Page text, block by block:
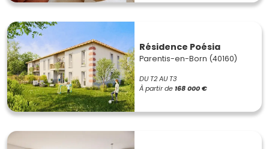
Résidence Poésia
Parentis-en-Born (40160)
DU T2 AU T3
À partir de 168 000 €